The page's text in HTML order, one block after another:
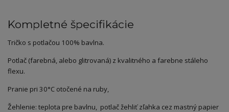
Kompletné špecifikácie
Tričko s potlačou 100% bavlna.
Potlač (farebná, alebo glitrovaná) z kvalitného a farebne stáleho
flexu.
Pranie pri 30°C otočené na ruby,
Žehlenie: teplota pre bavlnu, potlač žehliť zľahka cez mastný papier